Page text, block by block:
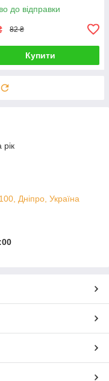
до відправки
82 ₴
Купити
рік
Дніпро, Україна